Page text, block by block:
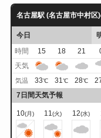
名古屋駅 (名古屋市中村区
今日
時間
15 18 21
天気
気温 33℃ 31℃ 28℃
7日間天気予報
10(月) 11(火) 12(水)